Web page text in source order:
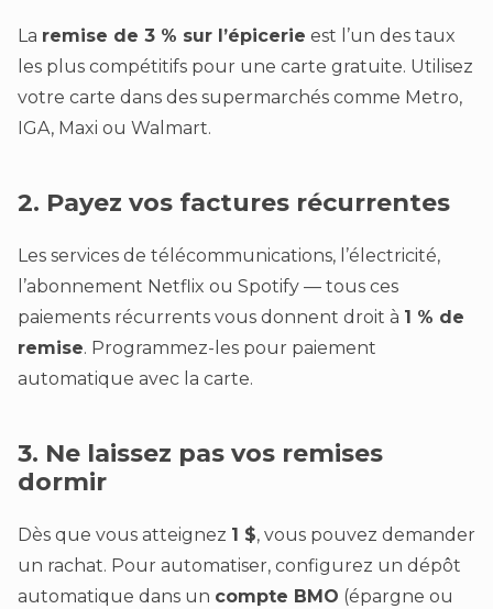
La remise de 3 % sur l’épicerie est l’un des taux
les plus compétitifs pour une carte gratuite. Utilisez
votre carte dans des supermarchés comme Metro,
IGA, Maxi ou Walmart.
2. Payez vos factures récurrentes
Les services de télécommunications, l’électricité,
l’abonnement Netflix ou Spotify — tous ces
paiements récurrents vous donnent droit à 1 % de
remise. Programmez-les pour paiement
automatique avec la carte.
3. Ne laissez pas vos remises
dormir
Dès que vous atteignez 1 $, vous pouvez demander
un rachat. Pour automatiser, configurez un dépôt
automatique dans un compte BMO (épargne ou